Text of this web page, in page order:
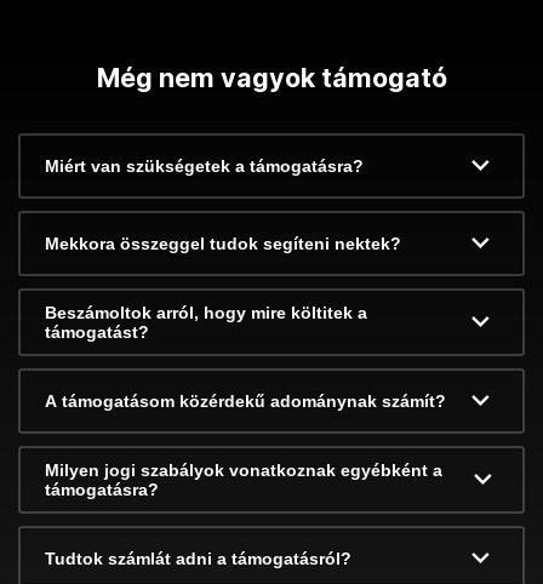
Még nem vagyok támogató
Miért van szükségetek a támogatásra?
Mekkora összeggel tudok segíteni nektek?
Beszámoltok arról, hogy mire költitek a
támogatást?
A támogatásom közérdekű adománynak számít?
Milyen jogi szabályok vonatkoznak egyébként a
támogatásra?
Tudtok számlát adni a támogatásról?